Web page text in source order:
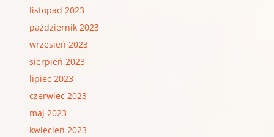
listopad 2023
październik 2023
wrzesień 2023
sierpień 2023
lipiec 2023
czerwiec 2023
maj 2023
kwiecień 2023